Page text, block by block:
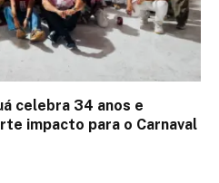
celebra 34 anos e
impacto para o Carnaval